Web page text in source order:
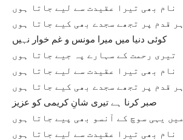
نام بھی تیرا عقیدت سے لیے جاتا ہوں
ہر قدم پر تجھے سجدے بھی کیے جاتا ہوں
کوئی دنیا میں میرا مونس و غم خوار نہیں
تیری رحمت کے سہارے پہ جیے جاتا ہوں
نام بھی تیرا عقیدت سے لیے جاتا ہوں
ہر قدم پر تجھے سجدے بھی کیے جاتا ہوں
صبر کرنا ہے تیری شانِ کریمی کو عزیز
میں یہی سوچ کے آنسو بھی پیے جاتا ہوں
نام بھی تیرا عقیدت سے لیے جاتا ہوں